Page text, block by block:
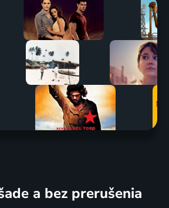
a bez prerušenia